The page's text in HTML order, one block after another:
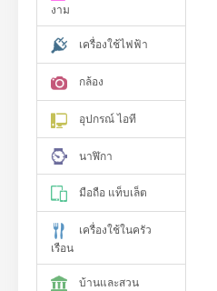
งาม
เครื่องใช้ไฟฟ้า
กล้อง
อุปกรณ์ ไอที
นาฬิกา
มือถือ แท็บเล็ต
เครื่องใช้ในครัว
เรือน
บ้านและสวน